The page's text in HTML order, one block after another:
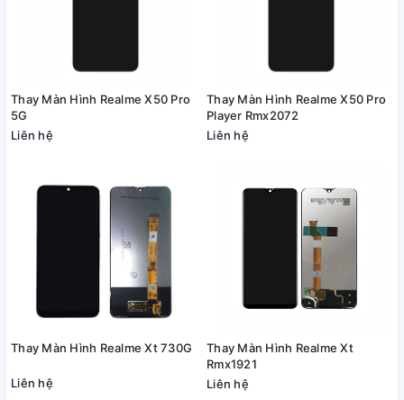
Thay Màn Hình Realme X50 Pro
5G
Liên hệ
Thay Màn Hình Realme X50 Pro
Player Rmx2072
Liên hệ
Thay Màn Hình Realme Xt 730G
Liên hệ
Thay Màn Hình Realme Xt
Rmx1921
Liên hệ